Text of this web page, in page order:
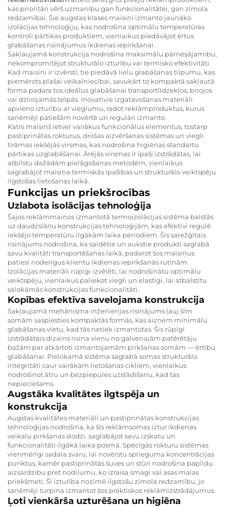
kas prioritāri vērš uzmanību gan funkcionalitātei, gan zīmola
redzamībai. Šie augstas klases maisiņi izmanto jaunāko
izolācijas tehnoloģiju, kas nodrošina optimālu temperatūras
kontroli pārtikas produktiem, vienlaikus piedāvājot ērtus
glabāšanas risinājumus ikdienas iepirkšanai.
Sakļaujamā konstrukcija nodrošina maksimālu pārnēsājamību,
nekompromitējot strukturālo izturību vai termisko efektivitāti.
Kad maisiņi ir izvērsti, tie piedāvā lielu glabāšanas tilpumu, kas
piemērots plašai veikalniecībai, savukārt to kompaktā sakļautā
forma padara tos ideālus glabāšanai transportlīdzekļos, birojos
vai dzīvojamās telpās. Inovatīvie izgatavošanas materiāli
apvieno izturību ar vieglumu, radot reklāmproduktus, kurus
saņēmēji patiešām novērtē un regulāri izmanto.
Katrs maisiņš ietver vairākus funkcionālus elementus, tostarp
pastiprinātas rokturus, drošas aizvēršanas sistēmas un viegli
tīrāmas iekšējās virsmas, kas nodrošina higiēnas standartu
pārtikas uzglabāšanai. Ārējās virsmas ir īpaši izstrādātas, lai
atbilstu dažādām pielāgošanas metodēm, vienlaikus
saglabājot maisiņa termiskās īpašības un strukturālo veiktspēju
ilgstošas lietošanas laikā.
Funkcijas un priekšrocības
Uzlabota isolācijas tehnoloģija
Šajos reklāmmaiņos izmantotā termoizolācijas sistēma balstās
uz daudzslāņu konstrukcijas tehnoloģijām, kas efektīvi regulē
iekšējo temperatūru ilgākām laika periodiem. Šis sarežģītais
risinājums nodrošina, ka saldētie un aukstie produkti saglabā
savu kvalitāti transportēšanas laikā, padarot šos maisiņus
patiesi noderīgus klientu ikdienas iepirkšanās rutīnām.
Izolācijas materiāli rūpīgi izvēlēti, lai nodrošinātu optimālu
veiktspēju, vienlaikus paliekot viegli un elastīgi, lai atbalstītu
salokāmās konstrukcijas funkcionalitāti.
Kopības efektīva savelojama konstrukcija
Sakļaujamā mehānisma inženierijas risinājums ļauj šīm
somām saspiesties kompaktās formās, kas aizņem minimālu
glabāšanas vietu, kad tās netiek izmantotas. Šis rūpīgi
izstrādātais dizains risina vienu no galvenajām patērētāju
bažām par atkārtoti izmantojamām pirkšanas somām — ērtību
glabāšanai. Pielokamā sistēma saglabā somas strukturālo
integritāti caur vairākām lietošanas cikliem, vienlaikus
nodrošinot ātru un bezpiepūles uzstādīšanu, kad tas
nepieciešams.
Augstāka kvalitātes ilgtspēja un
konstrukcija
Augstas kvalitātes materiāli un pastiprinātas konstrukcijas
tehnoloģijas nodrošina, ka šīs reklāmsomas iztur ikdienas
veikalu pirkšanas slodzi, saglabājot savu izskatu un
funkcionalitāti ilgākā laika posmā. Spēcīgās rokturu sistēmas
vienmērīgi sadala svaru, lai novērstu sprieguma koncentrācijas
punktus, kamēr pastiprinātās šuves un stūri nodrošina papildu
aizsardzību pret nodilumu, ko izraisa smagi vai asas malas
priekšmeti. Šī izturība nozīmē ilgstošu zīmola redzamību, jo
saņēmēji turpina izmantot šos praktiskos reklāmizstrādājumus.
Ļoti vienkārša uzturēšana un higiēna